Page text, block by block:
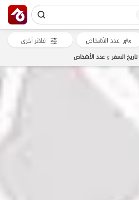
عدد الأشخاص فلاتر أخرى
تاريخ السفروعدد الأشخاص